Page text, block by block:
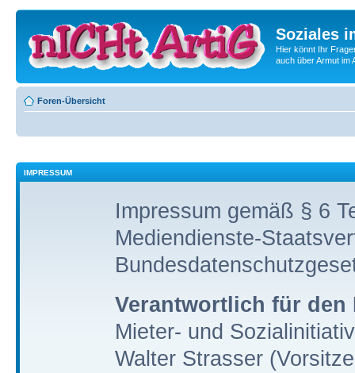
Soziales
Hier könnt Ihr
auch über Armut im
Foren-Übersicht
IMPRESSUM
Impressum gemäß § 6
Mediendienste-
Verantwortlich für den
Mieter- und
Walter Strasser